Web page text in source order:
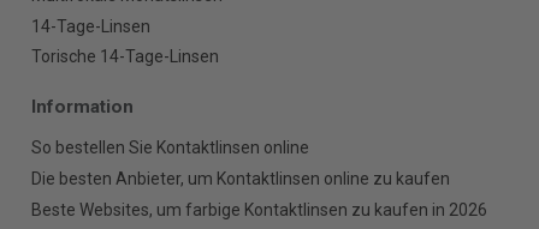
14-Tage-Linsen
Torische 14-Tage-Linsen
Information
So bestellen Sie Kontaktlinsen online
Die besten Anbieter, um Kontaktlinsen online zu kaufen
Beste Websites, um farbige Kontaktlinsen zu kaufen in 2026